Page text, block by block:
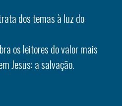
dos temas à luz do
os leitores do valor mais
Jesus: a salvação.